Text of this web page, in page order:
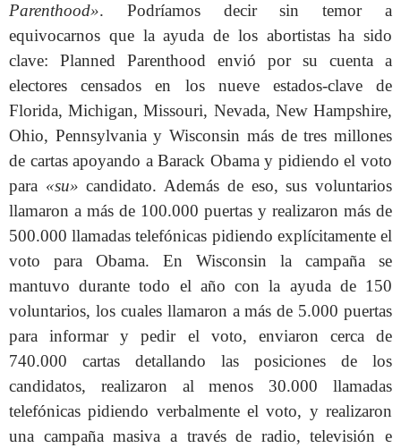
Parenthood». Podríamos decir sin temor a
equivocarnos que la ayuda de los abortistas ha sido
clave: Planned Parenthood envió por su cuenta a
electores censados en los nueve estados-clave de
Florida, Michigan, Missouri, Nevada, New Hampshire,
Ohio, Pennsylvania y Wisconsin más de tres millones
de cartas apoyando a Barack Obama y pidiendo el voto
para «su» candidato. Además de eso, sus voluntarios
llamaron a más de 100.000 puertas y realizaron más de
500.000 llamadas telefónicas pidiendo explícitamente el
voto para Obama. En Wisconsin la campaña se
mantuvo durante todo el año con la ayuda de 150
voluntarios, los cuales llamaron a más de 5.000 puertas
para informar y pedir el voto, enviaron cerca de
740.000 cartas detallando las posiciones de los
candidatos, realizaron al menos 30.000 llamadas
telefónicas pidiendo verbalmente el voto, y realizaron
una campaña masiva a través de radio, televisión e